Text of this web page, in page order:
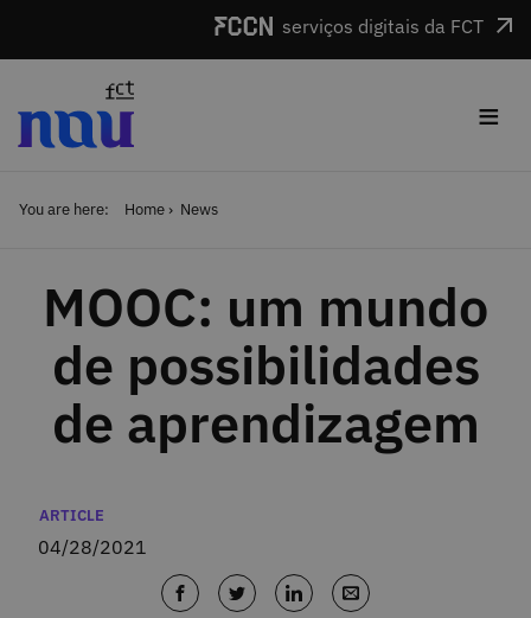
serviços digitais da FCT
≡
You are here: Home News
MOOC: um mundo
de possibilidades
de aprendizagem
Categories
ARTICLE
04/28/2021